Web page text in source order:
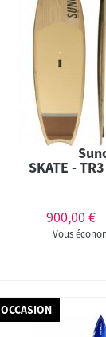
SKATE -
900,00 €
Vous
OCCASION